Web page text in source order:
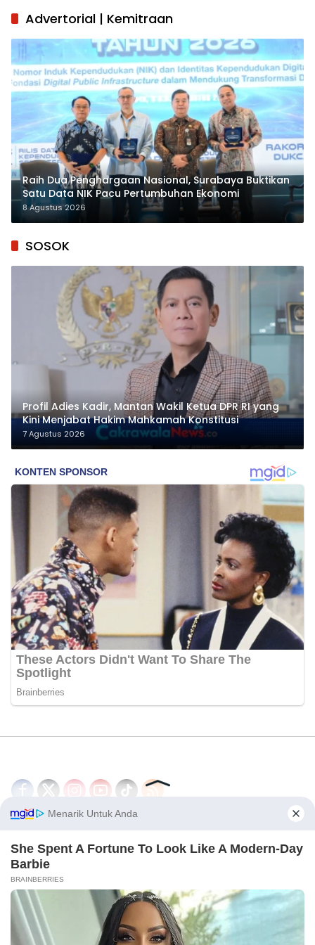
Advertorial | Kemitraan
Raih Dua Penghargaan Nasional, Surabaya Buktikan
Satu Data NIK Pacu Pertumbuhan Ekonomi
8 Agustus 2026
SOSOK
Profil Adies Kadir, Mantan Wakil Ketua DPR RI yang
Kini Menjabat Hakim Mahkamah Konstitusi
7 Agustus 2026
PEDOMAN MEDIA SIBER
© 2026 - CakrawalaNews.co